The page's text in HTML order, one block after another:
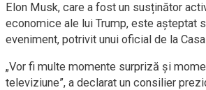
Elon Musk, care a fost un susținător
economice ale lui Trump, este așteptat
eveniment, potrivit unui oficial de la
„Vor fi multe momente surpriză și
televiziune”, a declarat un consilier